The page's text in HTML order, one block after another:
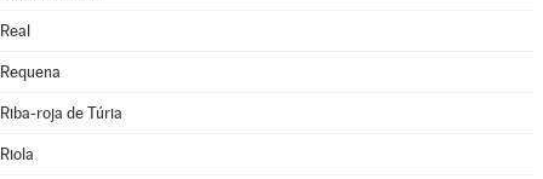
Real
Requena
Riba-roja de Túria
Riola